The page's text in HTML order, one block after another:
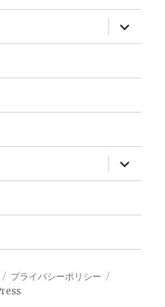
サ
ブ
メ
ー
開
サ
ブ
メ
ー
開
プライバシーポリシー